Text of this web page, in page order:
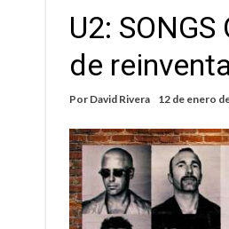
U2:
de
Por David Rivera 12 de enero